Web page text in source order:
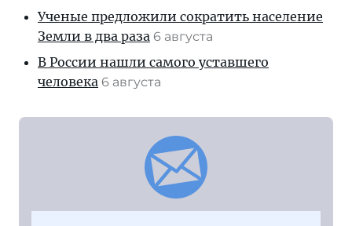
Ученые предложили сократить население
Земли в два раза 6 августа
В России нашли самого уставшего
человека 6 августа